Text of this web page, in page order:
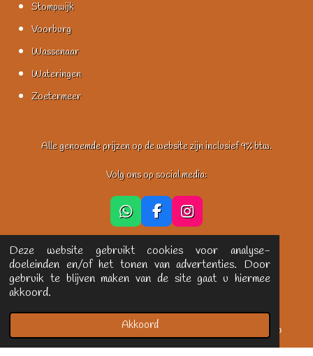
Deze website gebruikt cookies voor analyse-
doeleinden en/of het tonen van advertenties. Door
gebruik te blijven maken van de site gaat u hiermee
akkoord.
Akkoord
Stompwijk
Voorburg
Wassenaar
Wateringen
Zoetermeer
Alle genoemde prijzen op de website zijn inclusief 9% btw.
Volg ons op social media:
W
h
a
t
s
A
p
F
a
c
e
b
o
o
I
n
s
a
g
r
© Copyright 2026 Deena's. Alle rechten voorbehouden.
Telefoonnummer WhatsApp